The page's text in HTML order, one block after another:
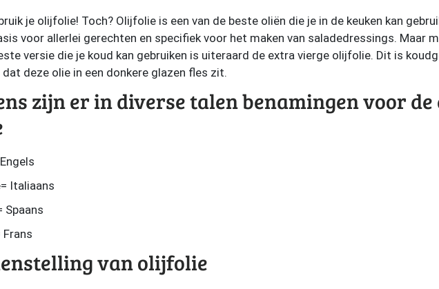
je olijfolie! Toch? Olijfolie is een van de beste oliën die je in de keuken kan
voor allerlei gerechten en specifiek voor het maken van saladedressings. Maar
versie die je koud kan gebruiken is uiteraard de extra vierge olijfolie. Dit is
dat deze olie in een donkere glazen fles zit.
zijn er in diverse talen benamingen voor
Italiaans
Spaans
Frans
van olijfolie